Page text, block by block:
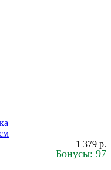
1 379 р.
Бонусы: 97